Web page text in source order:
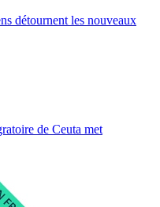
détournent les nouveaux
de Ceuta met